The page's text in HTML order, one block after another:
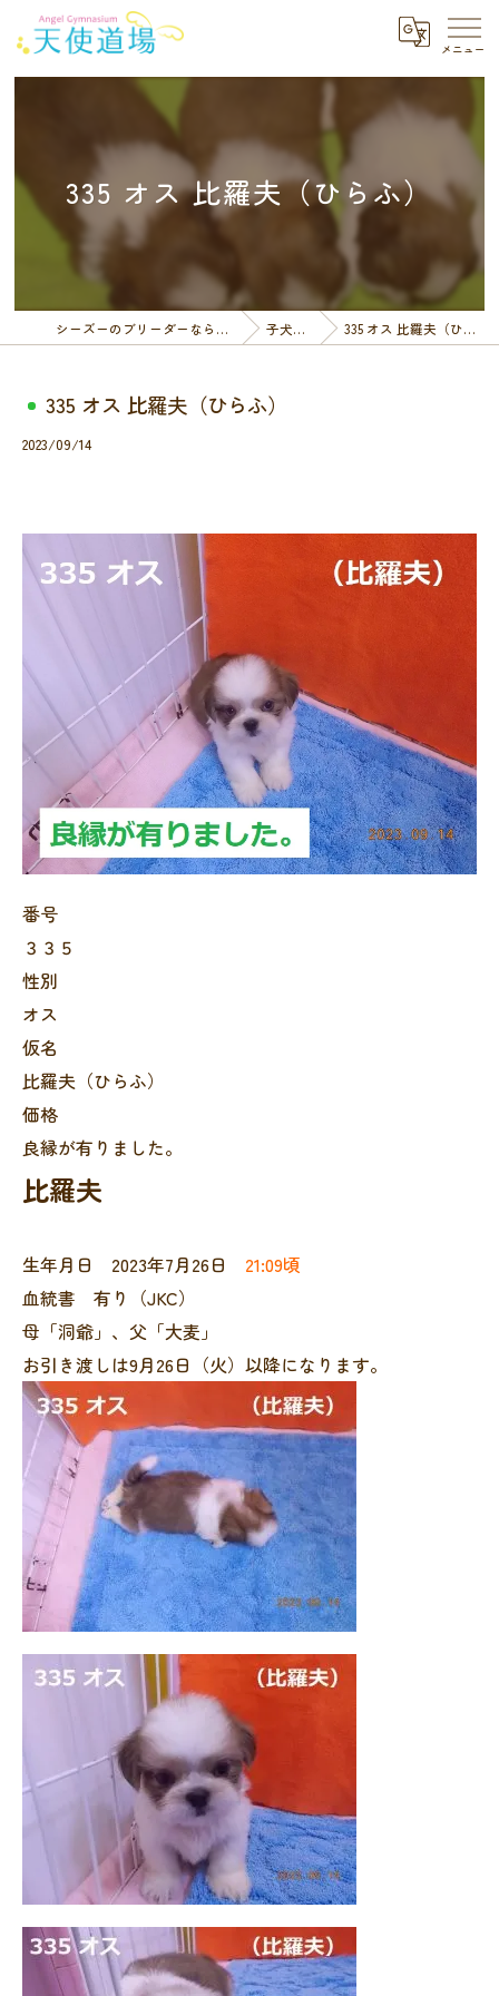
335 オス 比羅夫（ひらふ）
シーズーのブリーダーなら天使道場 子犬一覧 335 オス 比羅夫（ひらふ）
335 オス 比羅夫（ひらふ）
2023/09/14
番号
３３５
性別
オス
仮名
比羅夫（ひらふ）
価格
良縁が有りました。
比羅夫
生年月日 2023年7月26日 21:09頃
血統書 有り（JKC）
母「洞爺」、父「大麦」
お引き渡しは9月26日（火）以降になります。